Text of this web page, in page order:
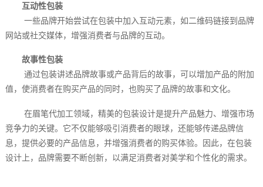
互动性包装
一些品牌开始尝试在包装中加入互动元素，如二维码链接到品牌
网站或社交媒体，增强消费者与品牌的互动。
故事性包装
通过包装讲述品牌故事或产品背后的故事，可以增加产品的附加
值，使消费者在购买产品的同时，也购买了品牌的故事和文化。
在眉笔代加工领域，精美的包装设计是提升产品魅力、增强市场
竞争力的关键。它不仅能够吸引消费者的眼球，还能够传递品牌信
息，提供必要的产品信息，并增强消费者的购买体验。因此，在包装
设计上，品牌需要不断创新，以满足消费者对美学和个性化的需求。